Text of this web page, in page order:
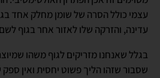
עצמי כולל הסרה של שומן מחלק אחד
עדינה, והזרקה שלו לאזור אחר בגוף
בגלל שאנחנו מזריקים לגוף משהו
שסבור שזהו הליך פשוט יחסית ואין